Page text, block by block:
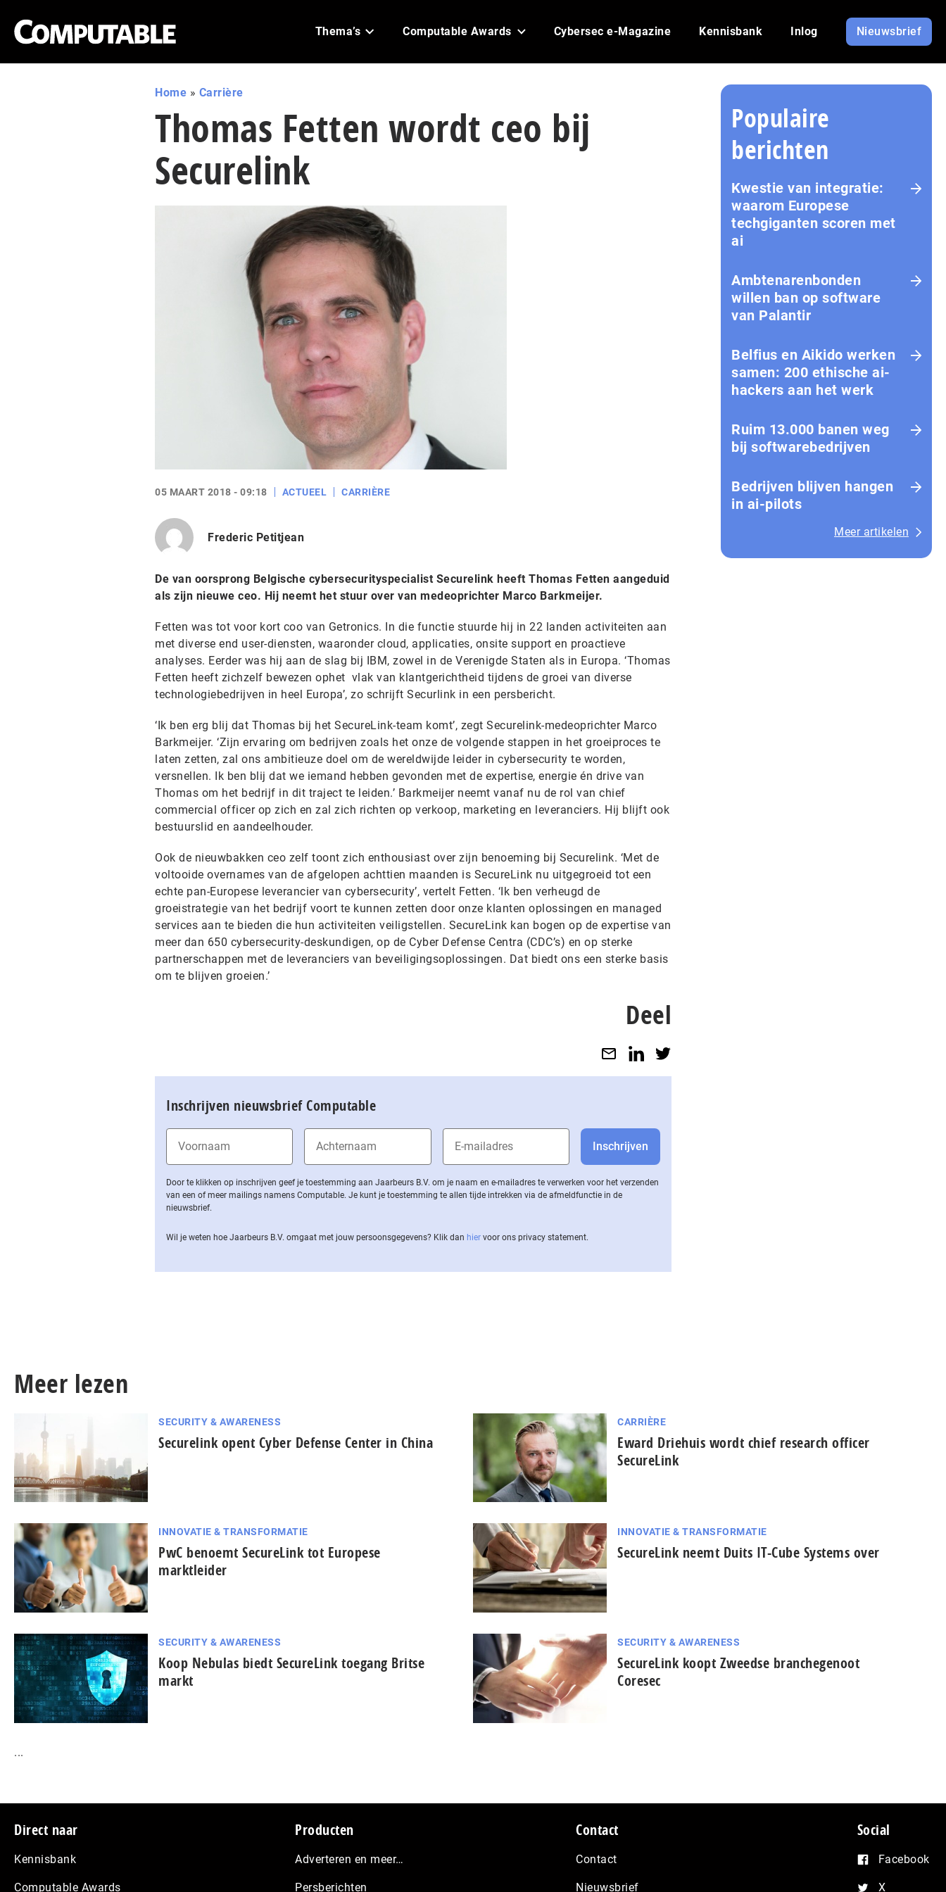
Thema’s Computable Awards Cybersec e-Magazine Kennisbank Inlog Nieuwsbrief
Home » Carrière
Thomas Fetten wordt ceo bij
Securelink
05 MAART 2018 - 09:18 ACTUEEL CARRIÈRE
Frederic Petitjean
De van oorsprong Belgische cybersecurityspecialist Securelink heeft Thomas Fetten aangeduid
als zijn nieuwe ceo. Hij neemt het stuur over van medeoprichter Marco Barkmeijer.
Fetten was tot voor kort coo van Getronics. In die functie stuurde hij in 22 landen activiteiten aan
met diverse end user-diensten, waaronder cloud, applicaties, onsite support en proactieve
analyses. Eerder was hij aan de slag bij IBM, zowel in de Verenigde Staten als in Europa. ‘Thomas
Fetten heeft zichzelf bewezen ophet vlak van klantgerichtheid tijdens de groei van diverse
technologiebedrijven in heel Europa’, zo schrijft Securlink in een persbericht.
‘Ik ben erg blij dat Thomas bij het SecureLink-team komt’, zegt Securelink-medeoprichter Marco
Barkmeijer. ‘Zijn ervaring om bedrijven zoals het onze de volgende stappen in het groeiproces te
laten zetten, zal ons ambitieuze doel om de wereldwijde leider in cybersecurity te worden,
versnellen. Ik ben blij dat we iemand hebben gevonden met de expertise, energie én drive van
Thomas om het bedrijf in dit traject te leiden.’ Barkmeijer neemt vanaf nu de rol van chief
commercial officer op zich en zal zich richten op verkoop, marketing en leveranciers. Hij blijft ook
bestuurslid en aandeelhouder.
Ook de nieuwbakken ceo zelf toont zich enthousiast over zijn benoeming bij Securelink. ‘Met de
voltooide overnames van de afgelopen achttien maanden is SecureLink nu uitgegroeid tot een
echte pan-Europese leverancier van cybersecurity’, vertelt Fetten. ‘Ik ben verheugd de
groeistrategie van het bedrijf voort te kunnen zetten door onze klanten oplossingen en managed
services aan te bieden die hun activiteiten veiligstellen. SecureLink kan bogen op de expertise van
meer dan 650 cybersecurity-deskundigen, op de Cyber Defense Centra (CDC’s) en op sterke
partnerschappen met de leveranciers van beveiligingsoplossingen. Dat biedt ons een sterke basis
om te blijven groeien.’
Deel
Inschrijven nieuwsbrief Computable
Door te klikken op inschrijven geef je toestemming aan Jaarbeurs B.V. om je naam en e-mailadres te verwerken voor het verzenden
van een of meer mailings namens Computable. Je kunt je toestemming te allen tijde intrekken via de af­meld­func­tie in de
nieuwsbrief.
Wil je weten hoe Jaarbeurs B.V. omgaat met jouw per­soons­ge­ge­vens? Klik dan hier voor ons privacy statement.
Populaire
berichten
Kwestie van integratie:
waarom Europese
techgiganten scoren met
ai
Amb­te­na­ren­bon­den
willen ban op software
van Palantir
Belfius en Aikido werken
samen: 200 ethische ai-
hackers aan het werk
Ruim 13.000 banen weg
bij softwarebedrijven
Bedrijven blijven hangen
in ai-pilots
Meer artikelen
Meer lezen
SECURITY & AWARENESS
Securelink opent Cyber Defense Center in China
CARRIÈRE
Eward Driehuis wordt chief research officer
SecureLink
INNOVATIE & TRANSFORMATIE
PwC benoemt SecureLink tot Europese
marktleider
INNOVATIE & TRANSFORMATIE
SecureLink neemt Duits IT-Cube Systems over
SECURITY & AWARENESS
Koop Nebulas biedt SecureLink toegang Britse
markt
SECURITY & AWARENESS
SecureLink koopt Zweedse branchegenoot
Coresec
...
Footer
Direct naar
Kennisbank
Computable Awards
Producten
Adverteren en meer…
Persberichten
Contact
Contact
Nieuwsbrief
Social
Facebook
X